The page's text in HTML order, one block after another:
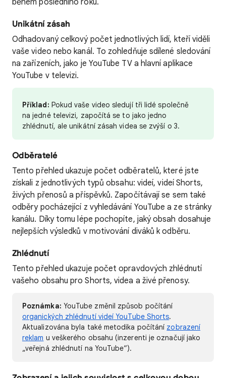
Unikátní zásah
Odhadovaný celkový počet jednotlivých lidí, kteří viděli
vaše video nebo kanál. To zohledňuje sdílené sledování
na zařízeních, jako je YouTube TV a hlavní aplikace
YouTube v televizi.
Příklad: Pokud vaše video sledují tři lidé společně
na jedné televizi, započítá se to jako jedno
zhlédnutí, ale unikátní zásah videa se zvýší o 3.
Odběratelé
Tento přehled ukazuje počet odběratelů, které jste
získali z jednotlivých typů obsahu: videí, videí Shorts,
živých přenosů a příspěvků. Započítávají se sem také
odběry pocházející z vyhledávání YouTube a ze stránky
kanálu. Díky tomu lépe pochopíte, jaký obsah dosahuje
nejlepších výsledků v motivování diváků k odběru.
Zhlédnutí
Tento přehled ukazuje počet opravdových zhlédnutí
vašeho obsahu pro Shorts, videa a živé přenosy.
Poznámka: YouTube změnil způsob počítání
organických zhlédnutí videí YouTube Shorts.
Aktualizována byla také metodika počítání zobrazení
reklam u veškerého obsahu (inzerenti je označují jako
„veřejná zhlédnutí na YouTube“).